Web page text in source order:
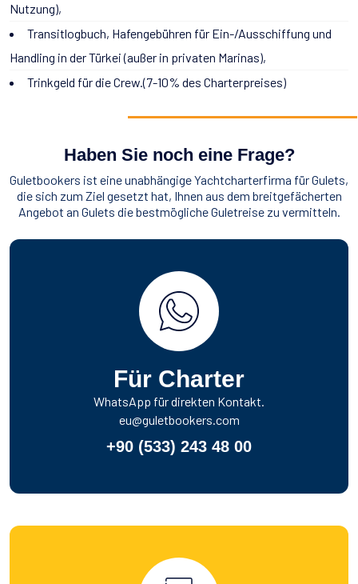
Nutzung),
Transitlogbuch, Hafengebühren für Ein-/Ausschiffung und
Handling in der Türkei (außer in privaten Marinas),
Trinkgeld für die Crew.(7-10% des Charterpreises)
Haben Sie noch eine Frage?
Guletbookers ist eine unabhängige Yachtcharterfirma für Gulets,
die sich zum Ziel gesetzt hat, Ihnen aus dem breitgefächerten
Angebot an Gulets die bestmögliche Guletreise zu vermitteln.
Für Charter
WhatsApp für direkten Kontakt.
eu@guletbookers.com
+90 (533) 243 48 00